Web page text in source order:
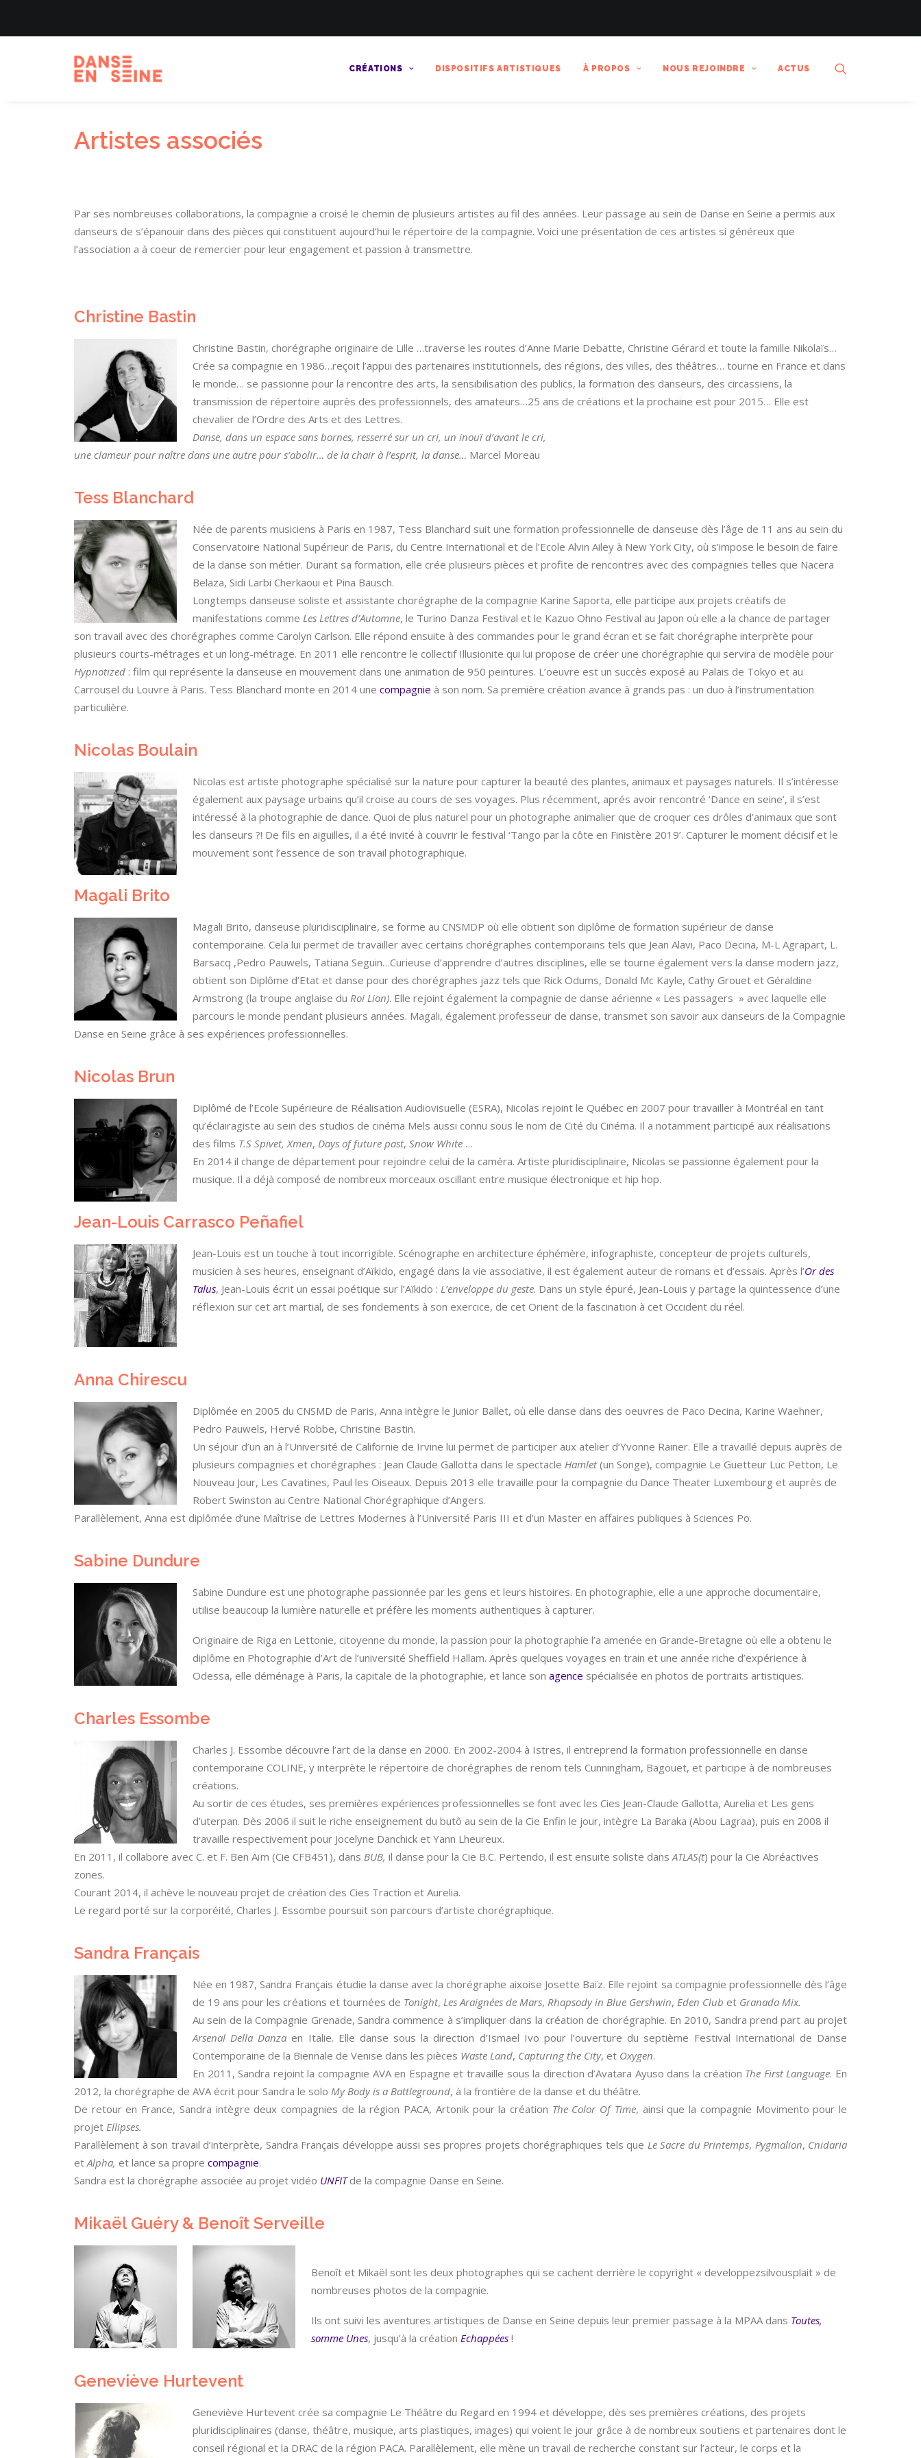
CRÉATIONS DISPOSITIFS ARTISTIQUES À PROPOS NOUS REJOINDRE ACTUS
Artistes associés
Par ses nombreuses collaborations, la compagnie a croisé le chemin de plusieurs artistes au fil des années. Leur passage au sein de Danse en Seine a permis aux
danseurs de s’épanouir dans des pièces qui constituent aujourd’hui le répertoire de la compagnie. Voici une présentation de ces artistes si généreux que
l’association a à coeur de remercier pour leur engagement et passion à transmettre.
Christine Bastin
Christine Bastin, chorégraphe originaire de Lille …traverse les routes d’Anne Marie Debatte, Christine Gérard et toute la famille Nikolaïs…
Crée sa compagnie en 1986…reçoit l’appui des partenaires institutionnels, des régions, des villes, des théâtres… tourne en France et dans
le monde… se passionne pour la rencontre des arts, la sensibilisation des publics, la formation des danseurs, des circassiens, la
transmission de répertoire auprès des professionnels, des amateurs…25 ans de créations et la prochaine est pour 2015… Elle est
chevalier de l’Ordre des Arts et des Lettres.
Danse, dans un espace sans bornes, resserré sur un cri, un inouï d’avant le cri,
une clameur pour naître dans une autre pour s’abolir… de la chair à l’esprit, la danse… Marcel Moreau
Tess Blanchard
Née de parents musiciens à Paris en 1987, Tess Blanchard suit une formation professionnelle de danseuse dès l’âge de 11 ans au sein du
Conservatoire National Supérieur de Paris, du Centre International et de l’Ecole Alvin Ailey à New York City, où s’impose le besoin de faire
de la danse son métier. Durant sa formation, elle crée plusieurs pièces et profite de rencontres avec des compagnies telles que Nacera
Belaza, Sidi Larbi Cherkaoui et Pina Bausch.
Longtemps danseuse soliste et assistante chorégraphe de la compagnie Karine Saporta, elle participe aux projets créatifs de
manifestations comme Les Lettres d’Automne, le Turino Danza Festival et le Kazuo Ohno Festival au Japon où elle a la chance de partager
son travail avec des chorégraphes comme Carolyn Carlson. Elle répond ensuite à des commandes pour le grand écran et se fait chorégraphe interprète pour
plusieurs courts-métrages et un long-métrage. En 2011 elle rencontre le collectif Illusionite qui lui propose de créer une chorégraphie qui servira de modèle pour
Hypnotized : film qui représente la danseuse en mouvement dans une animation de 950 peintures. L’oeuvre est un succès exposé au Palais de Tokyo et au
Carrousel du Louvre à Paris. Tess Blanchard monte en 2014 une compagnie à son nom. Sa première création avance à grands pas : un duo à l’instrumentation
particulière.
Nicolas Boulain
Nicolas est artiste photographe spécialisé sur la nature pour capturer la beauté des plantes, animaux et paysages naturels. Il s’intéresse
également aux paysage urbains qu’il croise au cours de ses voyages. Plus récemment, aprés avoir rencontré ‘Dance en seine’, il s’est
intéressé à la photographie de dance. Quoi de plus naturel pour un photographe animalier que de croquer ces drôles d’animaux que sont
les danseurs ?! De fils en aiguilles, il a été invité à couvrir le festival ‘Tango par la côte en Finistère 2019’. Capturer le moment décisif et le
mouvement sont l’essence de son travail photographique.
Magali Brito
Magali Brito, danseuse pluridisciplinaire, se forme au CNSMDP où elle obtient son diplôme de formation supérieur de danse
contemporaine. Cela lui permet de travailler avec certains chorégraphes contemporains tels que Jean Alavi, Paco Decina, M-L Agrapart, L.
Barsacq ,Pedro Pauwels, Tatiana Seguin…Curieuse d’apprendre d’autres disciplines, elle se tourne également vers la danse modern jazz,
obtient son Diplôme d’Etat et danse pour des chorégraphes jazz tels que Rick Odums, Donald Mc Kayle, Cathy Grouet et Géraldine
Armstrong (la troupe anglaise du Roi Lion). Elle rejoint également la compagnie de danse aérienne « Les passagers » avec laquelle elle
parcours le monde pendant plusieurs années. Magali, également professeur de danse, transmet son savoir aux danseurs de la Compagnie
Danse en Seine grâce à ses expériences professionnelles.
Nicolas Brun
Diplômé de l’Ecole Supérieure de Réalisation Audiovisuelle (ESRA), Nicolas rejoint le Québec en 2007 pour travailler à Montréal en tant
qu’éclairagiste au sein des studios de cinéma Mels aussi connu sous le nom de Cité du Cinéma. Il a notamment participé aux réalisations
des films T.S Spivet, Xmen, Days of future past, Snow White …
En 2014 il change de département pour rejoindre celui de la caméra. Artiste pluridisciplinaire, Nicolas se passionne également pour la
musique. Il a déjà composé de nombreux morceaux oscillant entre musique électronique et hip hop.
Jean-Louis Carrasco Peñafiel
Jean-Louis est un touche à tout incorrigible. Scénographe en architecture éphémère, infographiste, concepteur de projets culturels,
musicien à ses heures, enseignant d’Aïkido, engagé dans la vie associative, il est également auteur de romans et d’essais. Après l’Or des
Talus, Jean-Louis écrit un essai poétique sur l’Aïkido : L’enveloppe du geste. Dans un style épuré, Jean-Louis y partage la quintessence d’une
réflexion sur cet art martial, de ses fondements à son exercice, de cet Orient de la fascination à cet Occident du réel.
Anna Chirescu
Diplômée en 2005 du CNSMD de Paris, Anna intègre le Junior Ballet, où elle danse dans des oeuvres de Paco Decina, Karine Waehner,
Pedro Pauwels, Hervé Robbe, Christine Bastin.
Un séjour d’un an à l’Université de Californie de Irvine lui permet de participer aux atelier d’Yvonne Rainer. Elle a travaillé depuis auprès de
plusieurs compagnies et chorégraphes : Jean Claude Gallotta dans le spectacle Hamlet(un Songe), compagnie Le Guetteur Luc Petton, Le
Nouveau Jour, Les Cavatines, Paul les Oiseaux. Depuis 2013 elle travaille pour la compagnie du Dance Theater Luxembourg et auprès de
Robert Swinston au Centre National Chorégraphique d’Angers.
Parallèlement, Anna est diplômée d’une Maîtrise de Lettres Modernes à l’Université Paris III et d’un Master en affaires publiques à Sciences Po.
Sabine Dundure
Sabine Dundure est une photographe passionnée par les gens et leurs histoires. En photographie, elle a une approche documentaire,
utilise beaucoup la lumière naturelle et préfère les moments authentiques à capturer.
Originaire de Riga en Lettonie, citoyenne du monde, la passion pour la photographie l’a amenée en Grande-Bretagne où elle a obtenu le
diplôme en Photographie d’Art de l’université Sheffield Hallam. Après quelques voyages en train et une année riche d’expérience à
Odessa, elle déménage à Paris, la capitale de la photographie, et lance son agence spécialisée en photos de portraits artistiques.
Charles Essombe
Charles J. Essombe découvre l’art de la danse en 2000. En 2002-2004 à Istres, il entreprend la formation professionnelle en danse
contemporaine COLINE, y interprète le répertoire de chorégraphes de renom tels Cunningham, Bagouet, et participe à de nombreuses
créations.
Au sortir de ces études, ses premières expériences professionnelles se font avec les Cies Jean-Claude Gallotta, Aurelia et Les gens
d’uterpan. Dès 2006 il suit le riche enseignement du butô au sein de la Cie Enfin le jour, intègre La Baraka (Abou Lagraa), puis en 2008 il
travaille respectivement pour Jocelyne Danchick et Yann Lheureux.
En 2011, il collabore avec C. et F. Ben Aïm (Cie CFB451), dans BUB, il danse pour la Cie B.C. Pertendo, il est ensuite soliste dansATLAS(t) pour la Cie Abréactives
zones.
Courant 2014, il achève le nouveau projet de création des Cies Traction et Aurelia.
Le regard porté sur la corporéité, Charles J. Essombe poursuit son parcours d’artiste chorégraphique.
Sandra Français
Née en 1987, Sandra Français étudie la danse avec la chorégraphe aixoise Josette Baïz. Elle rejoint sa compagnie professionnelle dès l’âge
de 19 ans pour les créations et tournées de Tonight, Les Araignées de Mars, Rhapsody in Blue Gershwin, Eden Club et Granada Mix.
Au sein de la Compagnie Grenade, Sandra commence à s’impliquer dans la création de chorégraphie. En 2010, Sandra prend part au projet
Arsenal Della Danza en Italie. Elle danse sous la direction d’Ismael Ivo pour l’ouverture du septième Festival International de Danse
Contemporaine de la Biennale de Venise dans les pièces Waste Land, Capturing the City, et Oxygen.
En 2011, Sandra rejoint la compagnie AVA en Espagne et travaille sous la direction d’Avatara Ayuso dans la création The First Language. En
2012, la chorégraphe de AVA écrit pour Sandra le solo My Body is a Battleground, à la frontière de la danse et du théâtre.
De retour en France, Sandra intègre deux compagnies de la région PACA, Artonik pour la création The Color Of Time, ainsi que la compagnie Movimento pour le
projet Ellipses.
Parallèlement à son travail d’interprète, Sandra Français développe aussi ses propres projets chorégraphiques tels que Le Sacre du Printemps, Pygmalion, Cnidaria
etAlpha, et lance sa propre compagnie.
Sandra est la chorégraphe associée au projet vidéo UNFITde la compagnie Danse en Seine.
Mikaël Guéry & Benoît Serveille
Benoît et Mikaël sont les deux photographes qui se cachent derrière le copyright « developpezsilvousplait » de
nombreuses photos de la compagnie.
Ils ont suivi les aventures artistiques de Danse en Seine depuis leur premier passage à la MPAA dans Toutes,
somme Unes, jusqu’à la création Echappées !
Geneviève Hurtevent
Geneviève Hurtevent crée sa compagnie Le Théâtre du Regard en 1994 et développe, dès ses premières créations, des projets
pluridisciplinaires (danse, théâtre, musique, arts plastiques, images) qui voient le jour grâce à de nombreux soutiens et partenaires dont le
conseil régional et la DRAC de la région PACA. Parallèlement, elle mène un travail de recherche constant sur l’acteur, le corps et la